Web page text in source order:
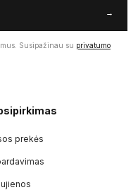
→
Susipažinau su privatumo
prekės